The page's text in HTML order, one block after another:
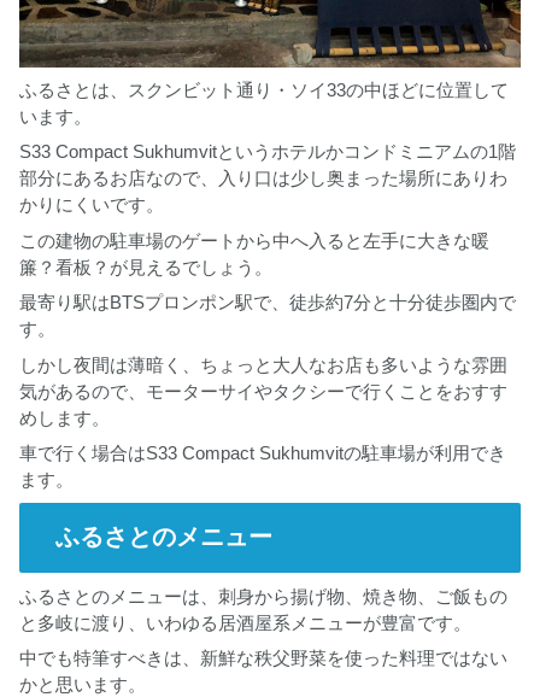
ふるさとは、スクンビット通り・ソイ33の中ほどに位置して
います。
S33 Compact Sukhumvitというホテルかコンドミニアムの1階
部分にあるお店なので、入り口は少し奥まった場所にありわ
かりにくいです。
この建物の駐車場のゲートから中へ入ると左手に大きな暖
簾？看板？が見えるでしょう。
最寄り駅はBTSプロンポン駅で、徒歩約7分と十分徒歩圏内で
す。
しかし夜間は薄暗く、ちょっと大人なお店も多いような雰囲
気があるので、モーターサイやタクシーで行くことをおすす
めします。
車で行く場合はS33 Compact Sukhumvitの駐車場が利用でき
ます。
ふるさとのメニュー
ふるさとのメニューは、刺身から揚げ物、焼き物、ご飯もの
と多岐に渡り、いわゆる居酒屋系メニューが豊富です。
中でも特筆すべきは、新鮮な秩父野菜を使った料理ではない
かと思います。